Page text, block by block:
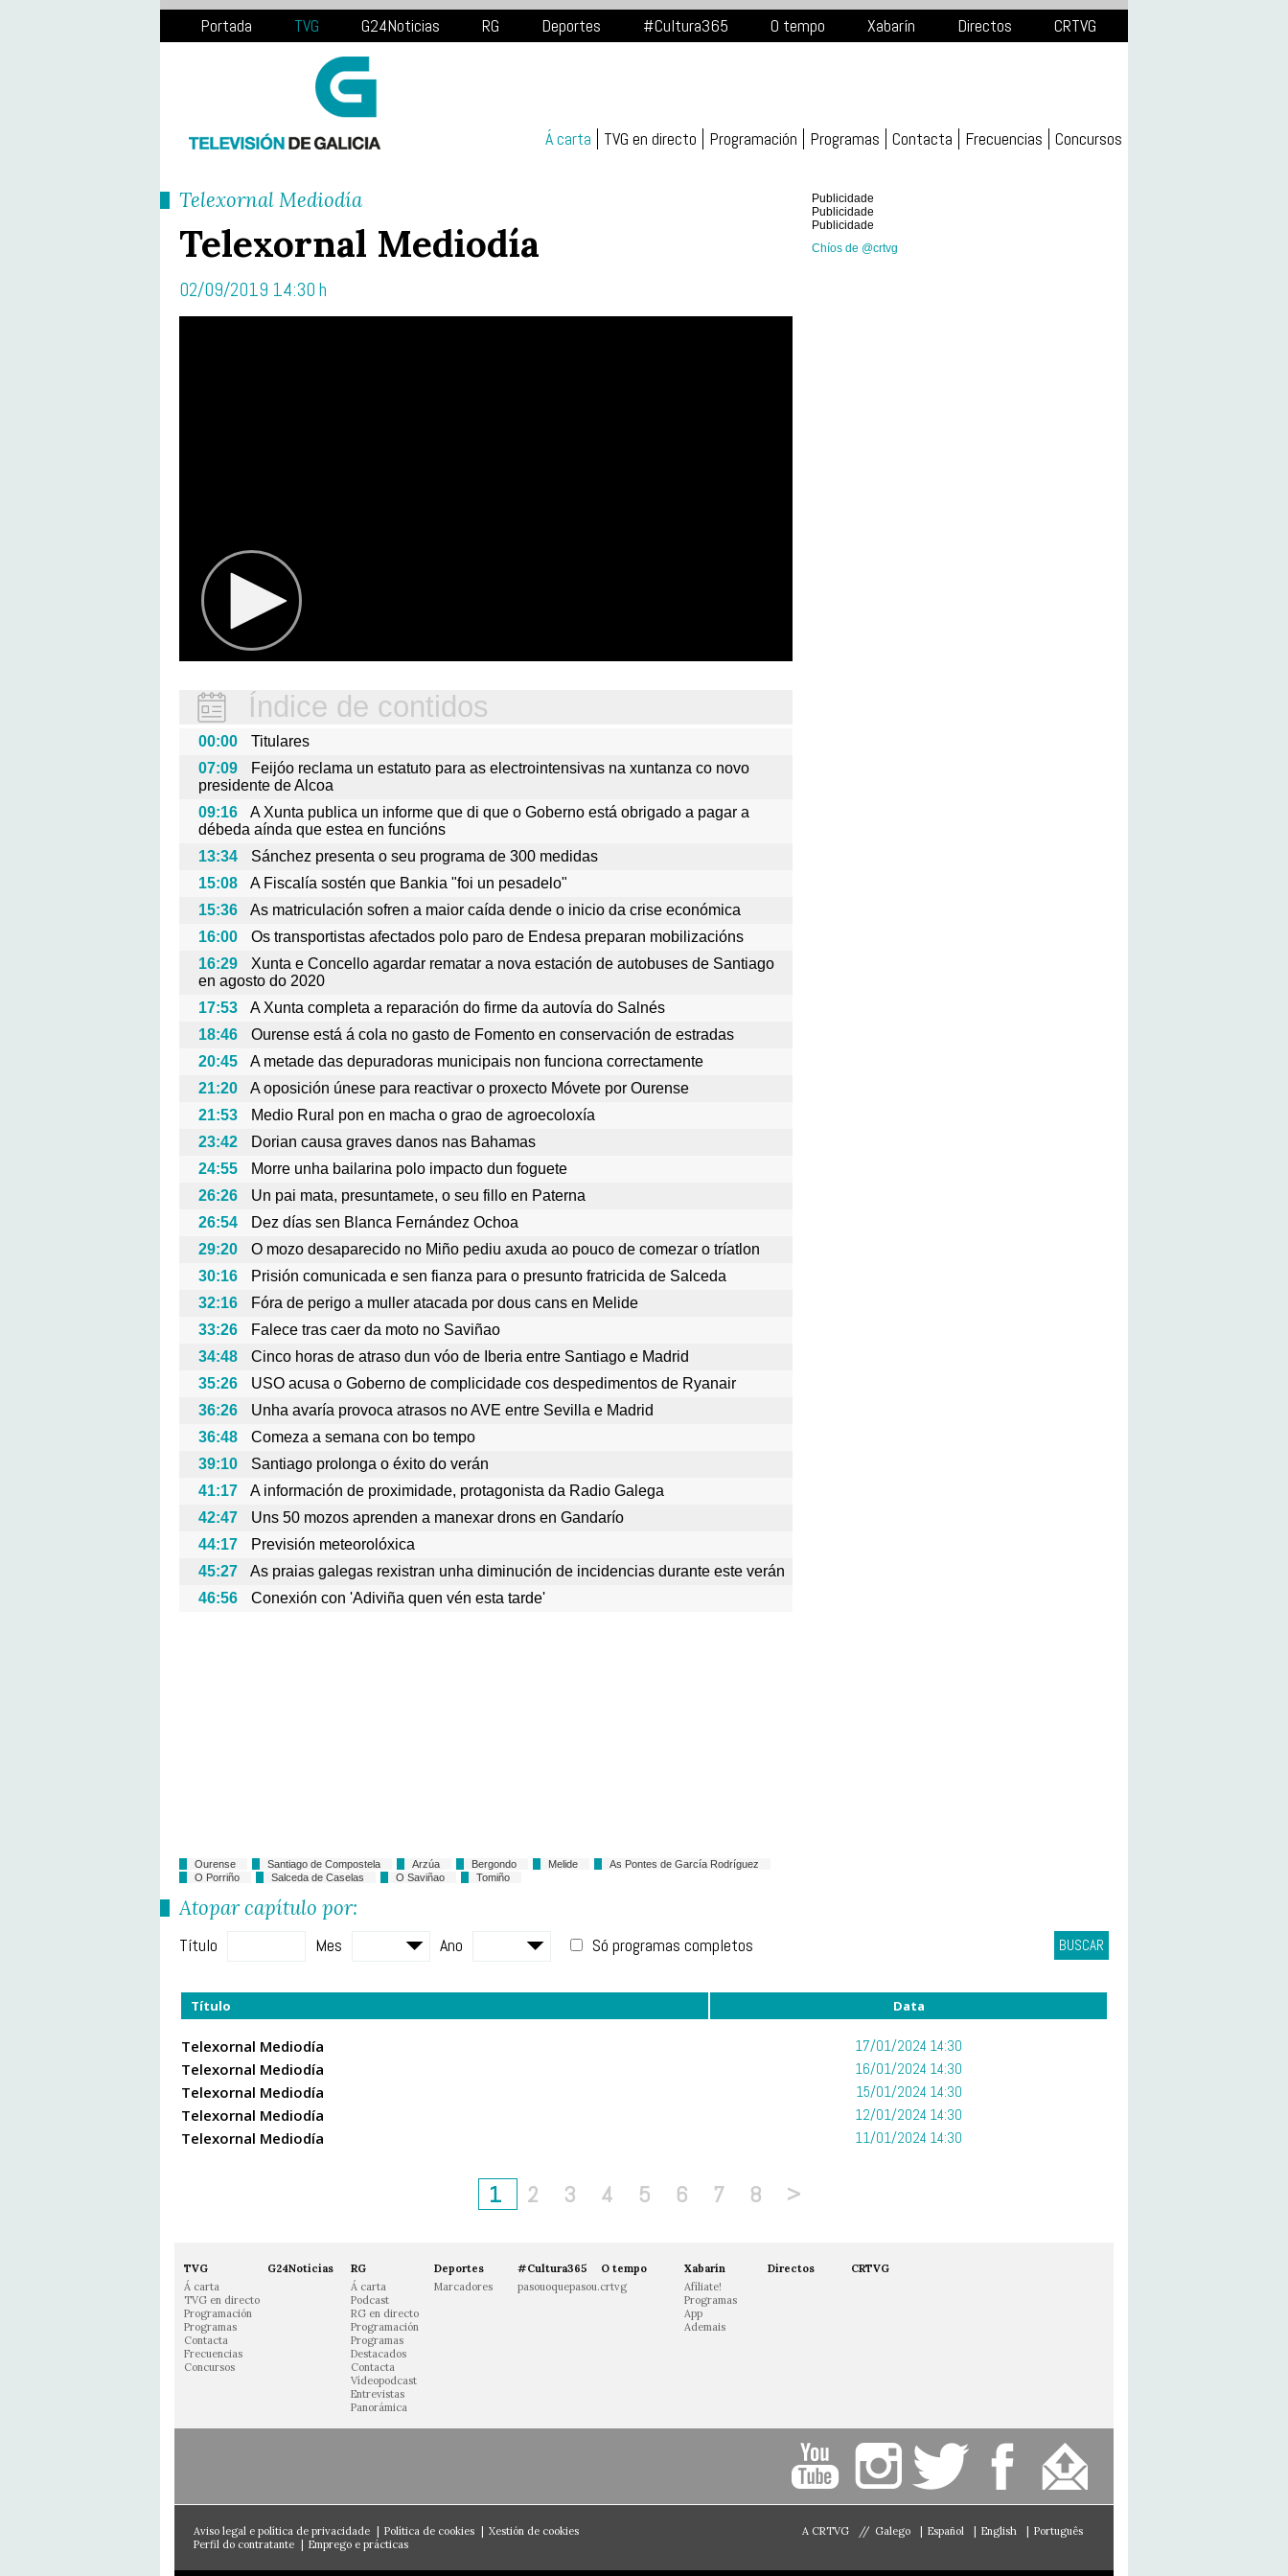
Portada TVG G24Noticias RG Deportes #Cultura365 O tempo Xabarín Directos CRTVG
Á carta TVG en directo Programación Programas Contacta Frecuencias Concursos
Telexornal Mediodía
Telexornal Mediodía
02/09/2019 14:30 h
Índice de contidos
00:00
Titulares
07:09
Feijóo reclama un estatuto para as electrointensivas na xuntanza co novo
presidente de Alcoa
09:16
A Xunta publica un informe que di que o Goberno está obrigado a pagar a
débeda aínda que estea en funcións
13:34
Sánchez presenta o seu programa de 300 medidas
15:08
A Fiscalía sostén que Bankia "foi un pesadelo"
15:36
As matriculación sofren a maior caída dende o inicio da crise económica
16:00
Os transportistas afectados polo paro de Endesa preparan mobilizacións
16:29
Xunta e Concello agardar rematar a nova estación de autobuses de Santiago
en agosto do 2020
17:53
A Xunta completa a reparación do firme da autovía do Salnés
18:46
Ourense está á cola no gasto de Fomento en conservación de estradas
20:45
A metade das depuradoras municipais non funciona correctamente
21:20
A oposición únese para reactivar o proxecto Móvete por Ourense
21:53
Medio Rural pon en macha o grao de agroecoloxía
23:42
Dorian causa graves danos nas Bahamas
24:55
Morre unha bailarina polo impacto dun foguete
26:26
Un pai mata, presuntamete, o seu fillo en Paterna
26:54
Dez días sen Blanca Fernández Ochoa
29:20
O mozo desaparecido no Miño pediu axuda ao pouco de comezar o tríatlon
30:16
Prisión comunicada e sen fianza para o presunto fratricida de Salceda
32:16
Fóra de perigo a muller atacada por dous cans en Melide
33:26
Falece tras caer da moto no Saviñao
34:48
Cinco horas de atraso dun vóo de Iberia entre Santiago e Madrid
35:26
USO acusa o Goberno de complicidade cos despedimentos de Ryanair
36:26
Unha avaría provoca atrasos no AVE entre Sevilla e Madrid
36:48
Comeza a semana con bo tempo
39:10
Santiago prolonga o éxito do verán
41:17
A información de proximidade, protagonista da Radio Galega
42:47
Uns 50 mozos aprenden a manexar drons en Gandarío
44:17
Previsión meteorolóxica
45:27
As praias galegas rexistran unha diminución de incidencias durante este verán
46:56
Conexión con 'Adiviña quen vén esta tarde'
Ourense Santiago de Compostela Arzúa Bergondo Melide
As Pontes de García Rodríguez
O Porriño
Salceda de Caselas O Saviñao Tomiño
Publicidade
Publicidade
Publicidade
Chíos de @crtvg
Atopar capítulo por:
Título Mes Ano Só programas completos BUSCAR
Título Data
Telexornal Mediodía 17/01/2024 14:30
Telexornal Mediodía 16/01/2024 14:30
Telexornal Mediodía 15/01/2024 14:30
Telexornal Mediodía 12/01/2024 14:30
Telexornal Mediodía 11/01/2024 14:30
1 2 3 4 5 6 7 8 >
TVG
Á carta
TVG en directo
Programación
Programas
Contacta
Frecuencias
Concursos
G24Noticias
RG
Á carta
Podcast
RG en directo
Programación
Programas
Destacados
Contacta
Vídeopodcast
Entrevistas
Panorámica
Deportes
Marcadores
#Cultura365
pasouoquepasou.crtvg
O tempo
Xabarín
Afíliate!
Programas
App
Ademais
Directos CRTVG
Aviso legal e política de privacidade Política de cookies
Xestión de cookies
Perfil do contratante
Emprego e prácticas
A CRTVG // Galego Español English Português